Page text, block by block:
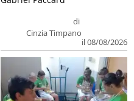
di
Cinzia Timpano
il 08/08/2026